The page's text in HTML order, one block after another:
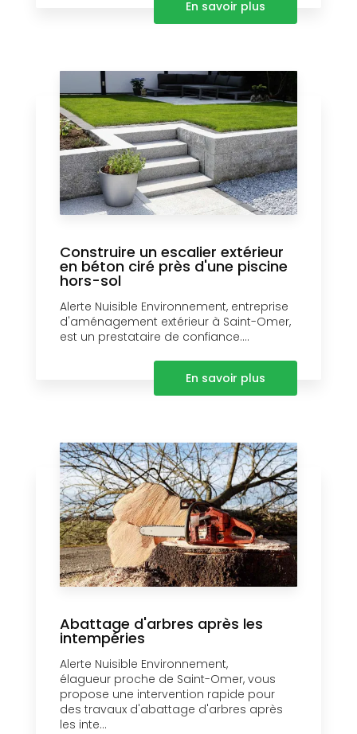
En savoir plus
Construire un escalier extérieur
en béton ciré près d'une piscine
hors-sol
Alerte Nuisible Environnement, entreprise
d'aménagement extérieur à Saint-Omer,
est un prestataire de confiance....
En savoir plus
Abattage d'arbres après les
intempéries
Alerte Nuisible Environnement,
élagueur proche de Saint-Omer, vous
propose une intervention rapide pour
des travaux d'abattage d'arbres après
les inte...